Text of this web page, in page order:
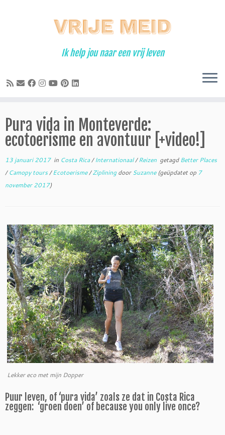
Ik help jou naar een vrij leven
Pura vida in Monteverde:
ecotoerisme en avontuur [+video!]
13 januari 2017in Costa Rica/Internationaal/Reizen getagdBetter Places
/Camopy tours/Ecotoerisme/ZipliningdoorSuzanne(geüpdatet op 7
november 2017)
Lekker eco met mijn Dopper
Puur leven, of ‘pura vida’ zoals ze dat in Costa Rica
zeggen: ‘groen doen’ of because you only live once?